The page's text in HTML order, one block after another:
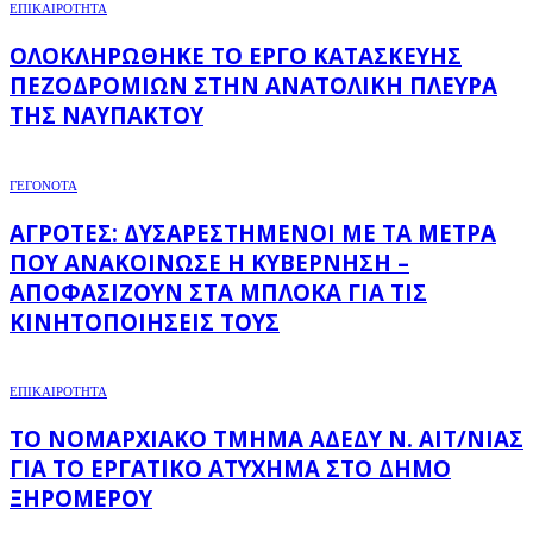
ΕΠΙΚΑΙΡΟΤΗΤΑ
ΟΛΟΚΛΗΡΏΘΗΚΕ ΤΟ ΈΡΓΟ ΚΑΤΑΣΚΕΥΉΣ
ΠΕΖΟΔΡΟΜΊΩΝ ΣΤΗΝ ΑΝΑΤΟΛΙΚΉ ΠΛΕΥΡΆ
ΤΗΣ ΝΑΥΠΆΚΤΟΥ
ΓΕΓΟΝΟΤΑ
ΑΓΡΌΤΕΣ: ΔΥΣΑΡΕΣΤΗΜΈΝΟΙ ΜΕ ΤΑ ΜΈΤΡΑ
ΠΟΥ ΑΝΑΚΟΊΝΩΣΕ Η ΚΥΒΈΡΝΗΣΗ –
ΑΠΟΦΑΣΊΖΟΥΝ ΣΤΑ ΜΠΛΌΚΑ ΓΙΑ ΤΙΣ
ΚΙΝΗΤΟΠΟΙΉΣΕΙΣ ΤΟΥΣ
ΕΠΙΚΑΙΡΟΤΗΤΑ
ΤΟ ΝΟΜΑΡΧΙΑΚΌ ΤΜΉΜΑ ΑΔΕΔΥ Ν. ΑΙΤ/ΝΊΑΣ
ΓΙΑ ΤΟ ΕΡΓΑΤΙΚΌ ΑΤΎΧΗΜΑ ΣΤΟ ΔΉΜΟ
ΞΗΡΟΜΈΡΟΥ